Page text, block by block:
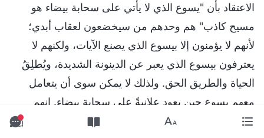
الاعتقاد بأن "يسوع الذي لا يأتي على سحابة بيضاء هو
مسيح كاذب" هم وحدهم من سيخضعون لعقاب أبدي؛
لأنهم لا يؤمنون إلا بيسوع الذي يصنع الآيات، ولكنهم لا
يعترفون بيسوع الذي يعبر عن الدينونة الشديدة، ويُطلِقُ
الحياة والطريق الحق. ولذلك لا يمكن سوى أن يتعامل
معهم يسوع حين يعود علانيةً على سحابة بيضاء. إنهم
موغِلونَ في العِناد، ومُفرِطون في الثقة بأنفسهم وفي